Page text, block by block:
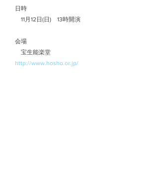
日時
11月12日(日)　13時開演
会場
宝生能楽堂
http://www.hosho.or.jp/